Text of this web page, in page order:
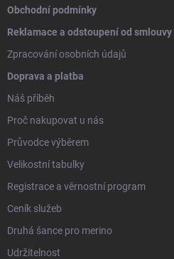
Obchodní podmínky
Reklamace a odstoupení od smlouvy
Zpracování osobních údajů
Doprava a platba
Náš příběh
Proč nakupovat u nás
Průvodce výběrem
Velikostní tabulky
Registrace a věrnostní program
Ceník služeb
Druhá šance pro merino
Udržitelnost